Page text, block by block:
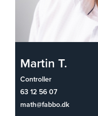
Martin T.
Controller
63 12 56 07
math@fabbo.dk